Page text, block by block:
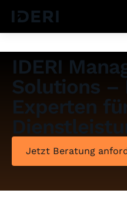
IDERI
Solutions –
Experten
Jetzt Beratung